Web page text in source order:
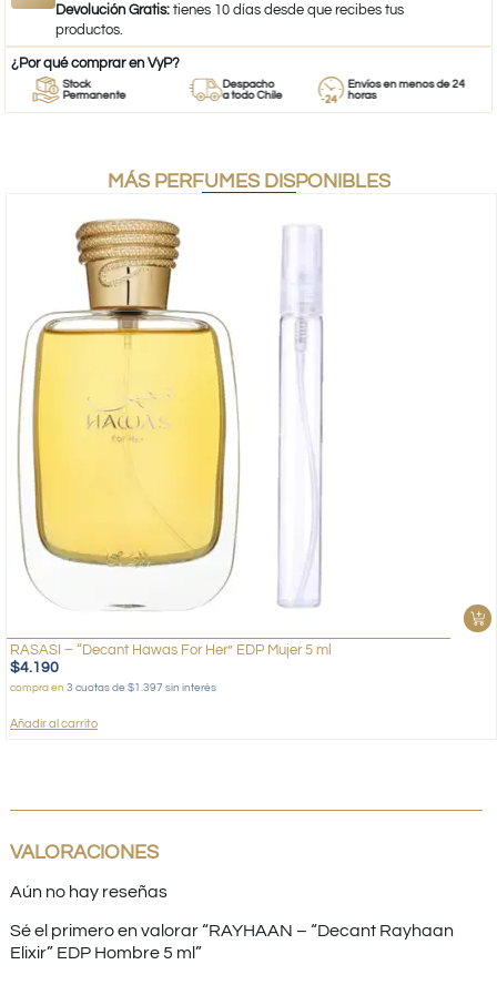
Devolución Gratis: tienes 10 días desde que recibes tus
productos.
¿Por qué comprar en VyP?
Stock
Permanente
Despacho
a todo Chile
Envíos en menos de 24
horas
MÁS PERFUMES DISPONIBLES
RASASI – “Decant Hawas For Her” EDP Mujer 5 ml
$4.190
compra en 3 cuotas de $1.397 sin interés
Añadir al carrito
VALORACIONES
Aún no hay reseñas
Sé el primero en valorar “RAYHAAN – “Decant Rayhaan
Elixir” EDP Hombre 5 ml”